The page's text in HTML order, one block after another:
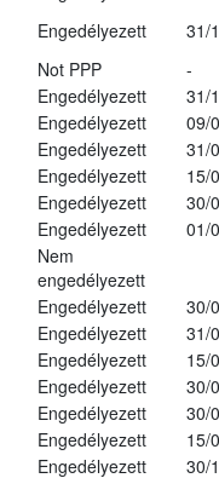
Engedélyezett
31/
Not PPP
-
Engedélyezett
31/
Engedélyezett
09/
Engedélyezett
31/
Engedélyezett
15/
Engedélyezett
30/
Engedélyezett
01/
Nem
engedélyezett
Engedélyezett
30/
Engedélyezett
31/
Engedélyezett
15/
Engedélyezett
30/
Engedélyezett
30/
Engedélyezett
15/
Engedélyezett
30/